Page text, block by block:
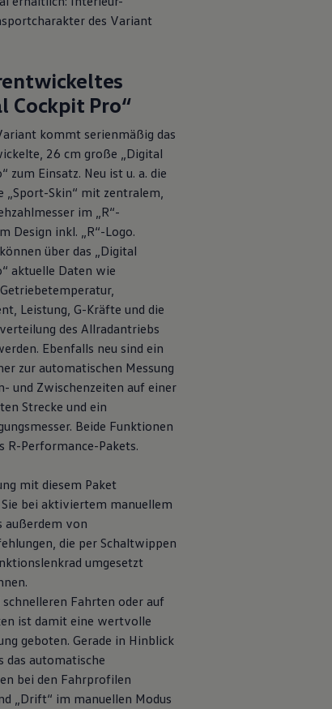
des Variant
Cockpit Pro“
kommt serienmäßig das
26 cm große „Digital
zum Einsatz. Neu ist u. a. die
„Sport-Skin“ mit zentralem,
im „R“-
Design inkl. „R“-Logo.
über das „Digital
aktuelle Daten wie
Leistung, G-Kräfte und die
des Allradantriebs
Ebenfalls neu sind ein
zur automatischen Messung
und Zwischenzeiten auf einer
Strecke und ein
Beide Funktionen
R-Performance-Pakets.
mit diesem Paket
bei aktiviertem manuellem
außerdem von
die per Schaltwippen
umgesetzt
schnelleren Fahrten oder auf
ist damit eine wertvolle
geboten. Gerade in Hinblick
das automatische
bei den Fahrprofilen
„Drift“ im manuellen Modus